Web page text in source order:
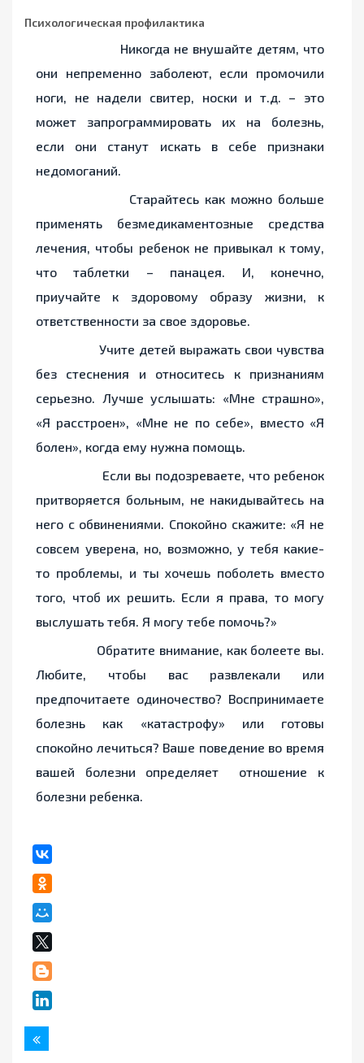
Психологическая профилактика
Никогда не внушайте детям, что
они непременно заболеют, если промочили
ноги, не надели свитер, носки и т.д. – это
может запрограммировать их на болезнь,
если они станут искать в себе признаки
недомоганий.
Старайтесь как можно больше
применять безмедикаментозные средства
лечения, чтобы ребенок не привыкал к тому,
что таблетки – панацея. И, конечно,
приучайте к здоровому образу жизни, к
ответственности за свое здоровье.
Учите детей выражать свои чувства
без стеснения и относитесь к признаниям
серьезно. Лучше услышать: «Мне страшно»,
«Я расстроен», «Мне не по себе», вместо «Я
болен», когда ему нужна помощь.
Если вы подозреваете, что ребенок
притворяется больным, не накидывайтесь на
него с обвинениями. Спокойно скажите: «Я не
совсем уверена, но, возможно, у тебя какие-
то проблемы, и ты хочешь поболеть вместо
того, чтоб их решить. Если я права, то могу
выслушать тебя. Я могу тебе помочь?»
Обратите внимание, как болеете вы.
Любите, чтобы вас развлекали или
предпочитаете одиночество? Воспринимаете
болезнь как «катастрофу» или готовы
спокойно лечиться? Ваше поведение во время
вашей болезни определяет отношение к
болезни ребенка.